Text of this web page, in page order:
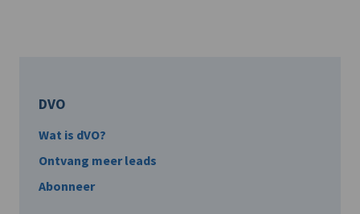
DVO
Wat is dVO?
Ontvang meer leads
Abonneer